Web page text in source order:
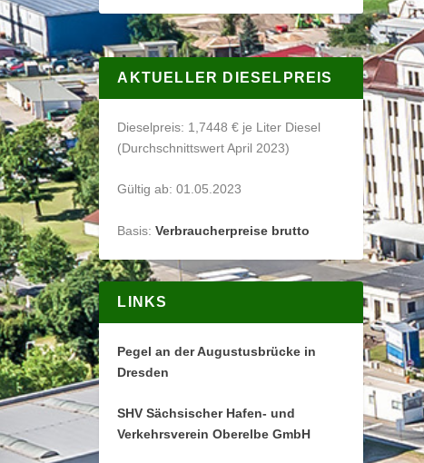
AKTUELLER DIESELPREIS
Dieselpreis: 1,7448 € je Liter Diesel
(Durchschnittswert April 2023)
Gültig ab: 01.05.2023
Basis:Verbraucherpreise brutto
LINKS
Pegel an der Augustusbrücke in
Dresden
SHV Sächsischer Hafen- und
Verkehrsverein Oberelbe GmbH